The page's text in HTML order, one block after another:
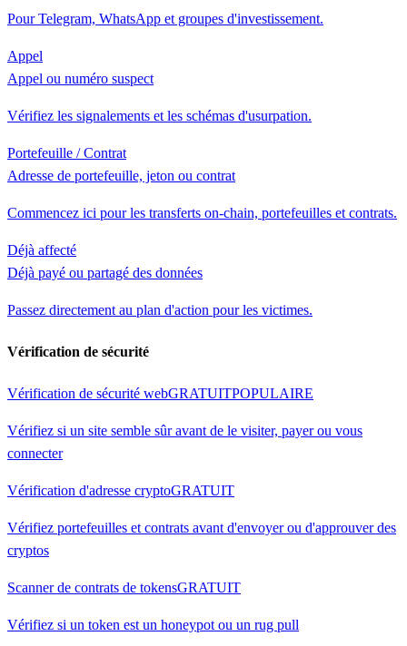
Pour Telegram, WhatsApp et groupes d'investissement.
Appel
Appel ou numéro suspect
Vérifiez les signalements et les schémas d'usurpation.
Portefeuille / Contrat
Adresse de portefeuille, jeton ou contrat
Commencez ici pour les transferts on-chain, portefeuilles et contrats.
Déjà affecté
Déjà payé ou partagé des données
Passez directement au plan d'action pour les victimes.
Vérification de sécurité
Vérification de sécurité webGRATUITPOPULAIRE
Vérifiez si un site semble sûr avant de le visiter, payer ou vous
connecter
Vérification d'adresse cryptoGRATUIT
Vérifiez portefeuilles et contrats avant d'envoyer ou d'approuver des
cryptos
Scanner de contrats de tokensGRATUIT
Vérifiez si un token est un honeypot ou un rug pull